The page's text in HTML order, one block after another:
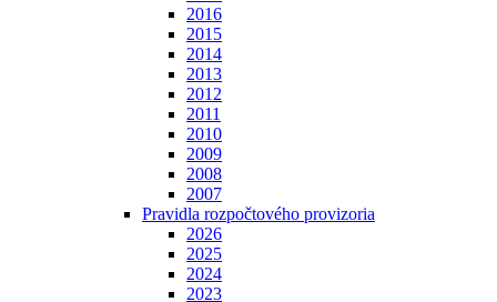
2016
2015
2014
2013
2012
2011
2010
2009
2008
2007
Pravidla rozpočtového provizoria
2026
2025
2024
2023